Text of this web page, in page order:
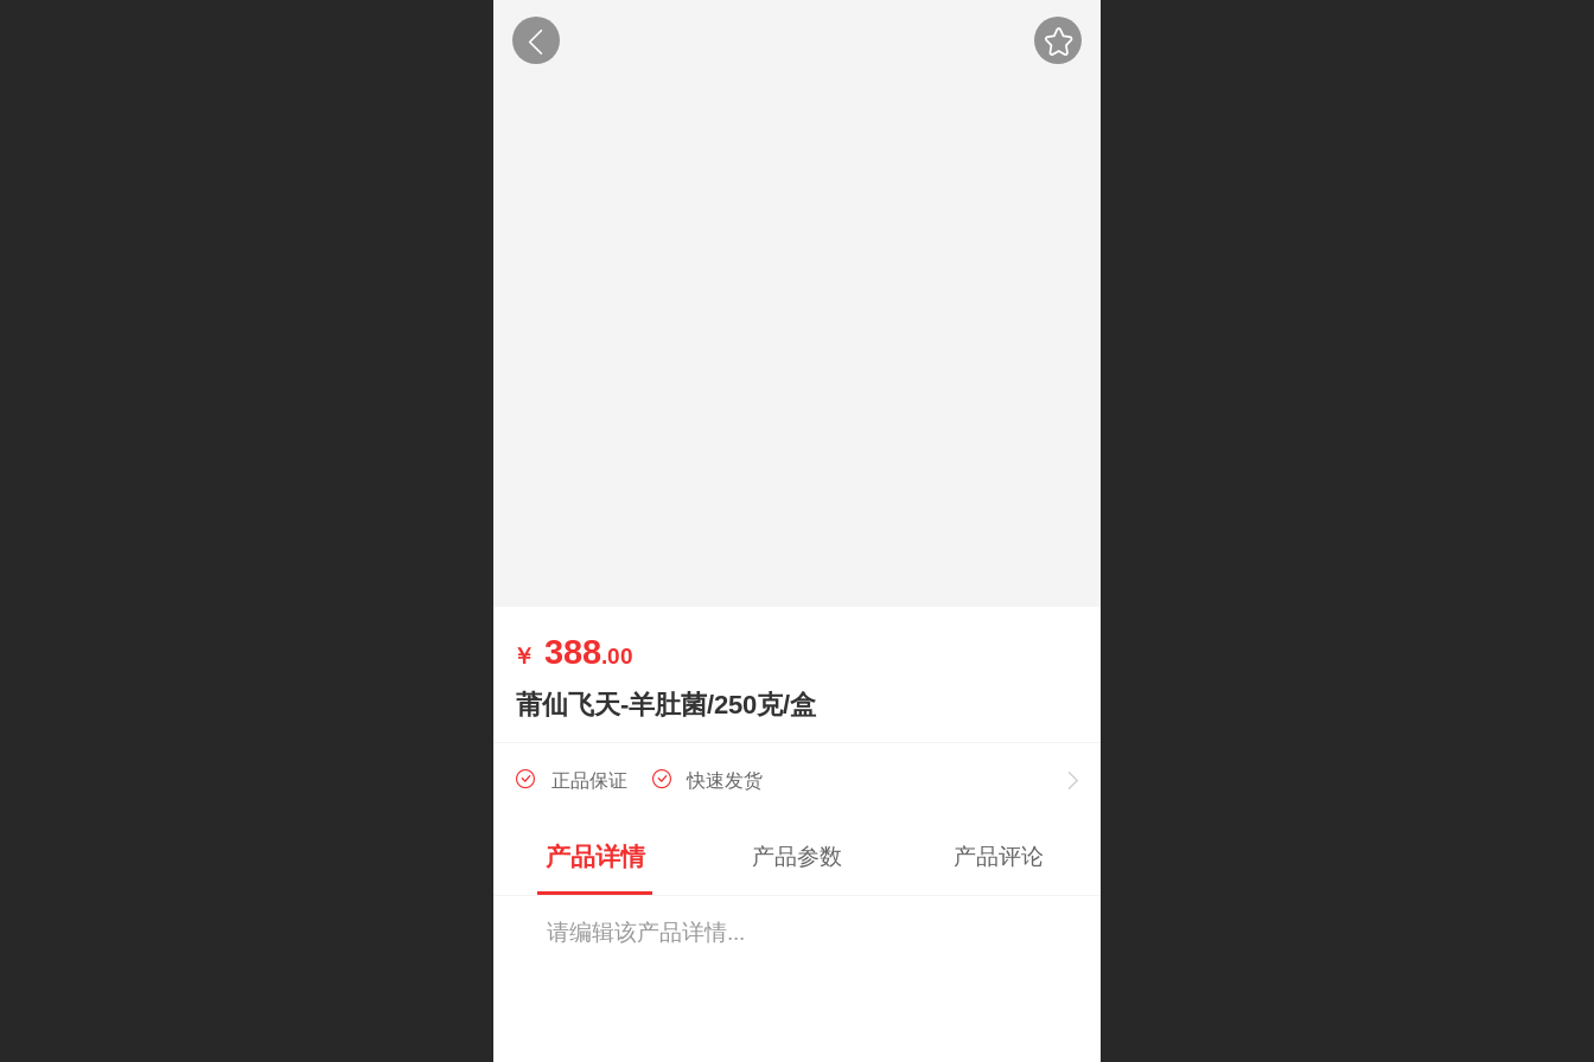
￥ 388.00
莆仙飞天-羊肚菌/250克/盒
正品保证 快速发货
产品详情 产品参数 产品评论
请编辑该产品详情...